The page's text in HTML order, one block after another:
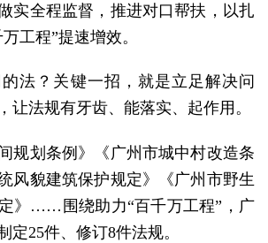
实全程监督，推进对口帮扶，以扎
工程”提速增效。
法？关键一招，就是立足解决问
让法规有牙齿、能落实、起作用。
规划条例》《广州市城中村改造条
风貌建筑保护规定》《广州市野生
》……围绕助力“百千万工程”，广
定25件、修订8件法规。